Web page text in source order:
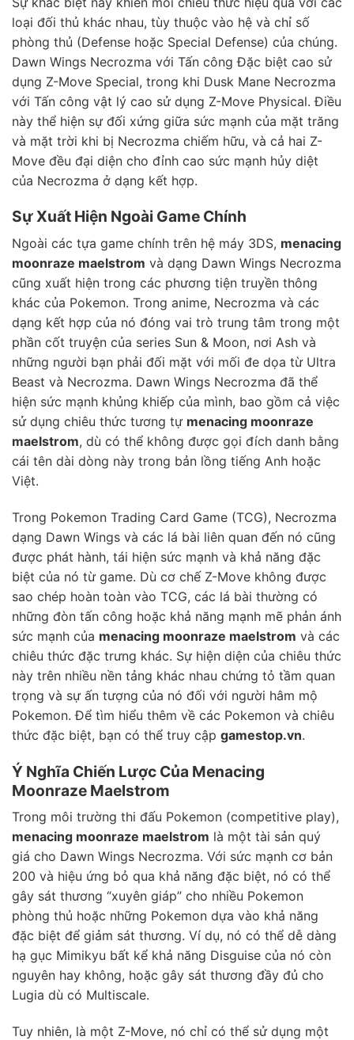
loại đối thủ khác nhau, tùy thuộc vào hệ và chỉ số
phòng thủ (Defense hoặc Special Defense) của chúng.
Dawn Wings Necrozma với Tấn công Đặc biệt cao sử
dụng Z-Move Special, trong khi Dusk Mane Necrozma
với Tấn công vật lý cao sử dụng Z-Move Physical. Điều
này thể hiện sự đối xứng giữa sức mạnh của mặt trăng
và mặt trời khi bị Necrozma chiếm hữu, và cả hai Z-
Move đều đại diện cho đỉnh cao sức mạnh hủy diệt
của Necrozma ở dạng kết hợp.
Sự Xuất Hiện Ngoài Game Chính
Ngoài các tựa game chính trên hệ máy 3DS, menacing
moonraze maelstrom và dạng Dawn Wings Necrozma
cũng xuất hiện trong các phương tiện truyền thông
khác của Pokemon. Trong anime, Necrozma và các
dạng kết hợp của nó đóng vai trò trung tâm trong một
phần cốt truyện của series Sun & Moon, nơi Ash và
những người bạn phải đối mặt với mối đe dọa từ Ultra
Beast và Necrozma. Dawn Wings Necrozma đã thể
hiện sức mạnh khủng khiếp của mình, bao gồm cả việc
sử dụng chiêu thức tương tự menacing moonraze
maelstrom, dù có thể không được gọi đích danh bằng
cái tên dài dòng này trong bản lồng tiếng Anh hoặc
Việt.
Trong Pokemon Trading Card Game (TCG), Necrozma
dạng Dawn Wings và các lá bài liên quan đến nó cũng
được phát hành, tái hiện sức mạnh và khả năng đặc
biệt của nó từ game. Dù cơ chế Z-Move không được
sao chép hoàn toàn vào TCG, các lá bài thường có
những đòn tấn công hoặc khả năng mạnh mẽ phản ánh
sức mạnh của menacing moonraze maelstrom và các
chiêu thức đặc trưng khác. Sự hiện diện của chiêu thức
này trên nhiều nền tảng khác nhau chứng tỏ tầm quan
trọng và sự ấn tượng của nó đối với người hâm mộ
Pokemon. Để tìm hiểu thêm về các Pokemon và chiêu
thức đặc biệt, bạn có thể truy cập gamestop.vn.
Ý Nghĩa Chiến Lược Của Menacing
Moonraze Maelstrom
Trong môi trường thi đấu Pokemon (competitive play),
menacing moonraze maelstrom là một tài sản quý
giá cho Dawn Wings Necrozma. Với sức mạnh cơ bản
200 và hiệu ứng bỏ qua khả năng đặc biệt, nó có thể
gây sát thương “xuyên giáp” cho nhiều Pokemon
phòng thủ hoặc những Pokemon dựa vào khả năng
đặc biệt để giảm sát thương. Ví dụ, nó có thể dễ dàng
hạ gục Mimikyu bất kể khả năng Disguise của nó còn
nguyên hay không, hoặc gây sát thương đầy đủ cho
Lugia dù có Multiscale.
Tuy nhiên, là một Z-Move, nó chỉ có thể sử dụng một